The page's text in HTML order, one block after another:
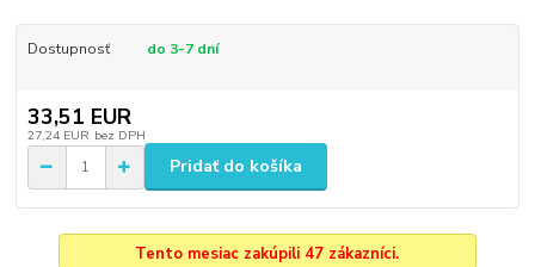
Dostupnosť do 3-7 dní
33,51 EUR
27,24 EUR bez DPH
Pridať do košíka
Tento mesiac zakúpili 47 zákazníci.